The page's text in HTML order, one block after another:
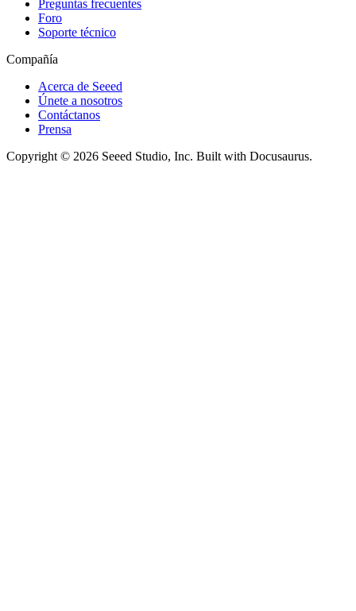
Preguntas frecuentes
Foro
Soporte técnico
Compañía
Acerca de Seeed
Únete a nosotros
Contáctanos
Prensa
Copyright © 2026 Seeed Studio, Inc. Built with Docusaurus.